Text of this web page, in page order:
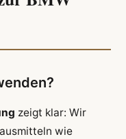
zeigt klar: Wir
wie